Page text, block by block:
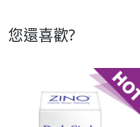
您還喜歡?